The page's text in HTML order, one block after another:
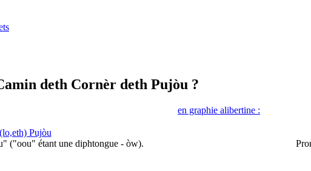
deth Cornèr deth Pujòu ?
en graphie alibertine :
(lo,eth) Pujòu
("oou" étant une diphtongue - òw).